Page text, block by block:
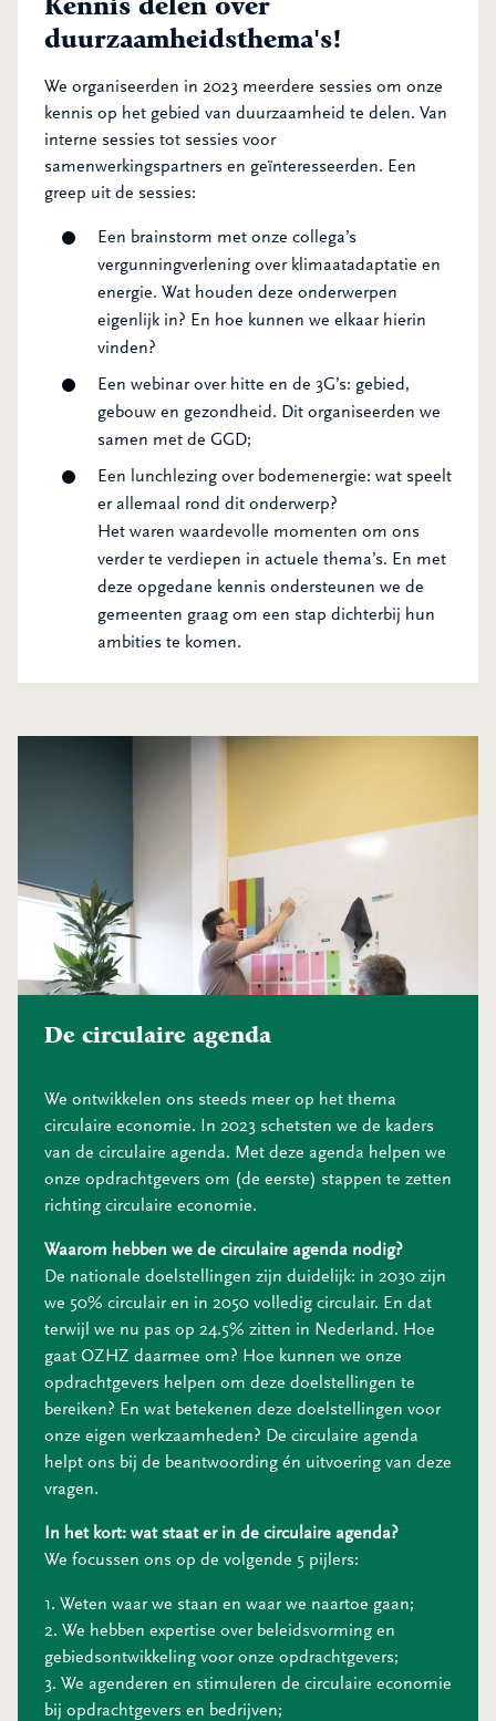
duurzaamheidsthema's!
We organiseerden in 2023 meerdere sessies om onze
kennis op het gebied van duurzaamheid te delen. Van
interne sessies tot sessies voor
samenwerkingspartners en geïnteresseerden. Een
greep uit de sessies:
Een brainstorm met onze collega’s
vergunningverlening over klimaatadaptatie en
energie. Wat houden deze onderwerpen
eigenlijk in? En hoe kunnen we elkaar hierin
vinden?
Een webinar over hitte en de 3G’s: gebied,
gebouw en gezondheid. Dit organiseerden we
samen met de GGD;
Een lunchlezing over bodemenergie: wat speelt
er allemaal rond dit onderwerp?
Het waren waardevolle momenten om ons
verder te verdiepen in actuele thema’s. En met
deze opgedane kennis ondersteunen we de
gemeenten graag om een stap dichterbij hun
ambities te komen.
De circulaire agenda
We ontwikkelen ons steeds meer op het thema
circulaire economie. In 2023 schetsten we de kaders
van de circulaire agenda. Met deze agenda helpen we
onze opdrachtgevers om (de eerste) stappen te zetten
richting circulaire economie.
Waarom hebben we de circulaire agenda nodig?
De nationale doelstellingen zijn duidelijk: in 2030 zijn
we 50% circulair en in 2050 volledig circulair. En dat
terwijl we nu pas op 24.5% zitten in Nederland. Hoe
gaat OZHZ daarmee om? Hoe kunnen we onze
opdrachtgevers helpen om deze doelstellingen te
bereiken? En wat betekenen deze doelstellingen voor
onze eigen werkzaamheden? De circulaire agenda
helpt ons bij de beantwoording én uitvoering van deze
vragen.
In het kort: wat staat er in de circulaire agenda?
We focussen ons op de volgende 5 pijlers:
1. Weten waar we staan en waar we naartoe gaan;
2. We hebben expertise over beleidsvorming en
gebiedsontwikkeling voor onze opdrachtgevers;
3. We agenderen en stimuleren de circulaire economie
bij opdrachtgevers en bedrijven;